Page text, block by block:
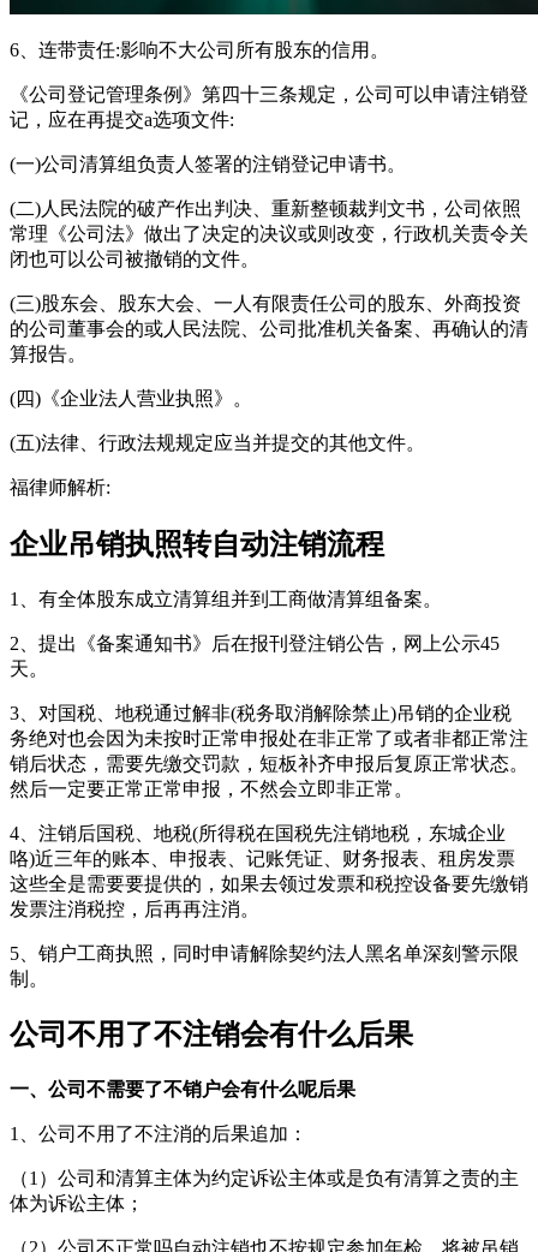
6、连带责任:影响不大公司所有股东的信用。
《公司登记管理条例》第四十三条规定，公司可以申请注销登
记，应在再提交a选项文件:
(一)公司清算组负责人签署的注销登记申请书。
(二)人民法院的破产作出判决、重新整顿裁判文书，公司依照
常理《公司法》做出了决定的决议或则改变，行政机关责令关
闭也可以公司被撤销的文件。
(三)股东会、股东大会、一人有限责任公司的股东、外商投资
的公司董事会的或人民法院、公司批准机关备案、再确认的清
算报告。
(四)《企业法人营业执照》。
(五)法律、行政法规规定应当并提交的其他文件。
福律师解析:
企业吊销执照转自动注销流程
1、有全体股东成立清算组并到工商做清算组备案。
2、提出《备案通知书》后在报刊登注销公告，网上公示45
天。
3、对国税、地税通过解非(税务取消解除禁止)吊销的企业税
务绝对也会因为未按时正常申报处在非正常了或者非都正常注
销后状态，需要先缴交罚款，短板补齐申报后复原正常状态。
然后一定要正常正常申报，不然会立即非正常。
4、注销后国税、地税(所得税在国税先注销地税，东城企业
咯)近三年的账本、申报表、记账凭证、财务报表、租房发票
这些全是需要要提供的，如果去领过发票和税控设备要先缴销
发票注消税控，后再再注消。
5、销户工商执照，同时申请解除契约法人黑名单深刻警示限
制。
公司不用了不注销会有什么后果
一、公司不需要了不销户会有什么呢后果
1、公司不用了不注消的后果追加：
（1）公司和清算主体为约定诉讼主体或是负有清算之责的主
体为诉讼主体；